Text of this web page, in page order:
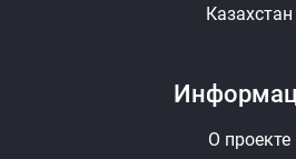
Казахстан
О проекте